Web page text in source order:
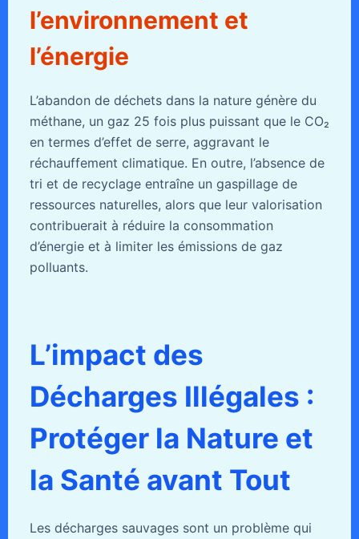
l’environnement et
l’énergie
L’abandon de déchets dans la nature génère du
méthane, un gaz 25 fois plus puissant que le CO₂
en termes d’effet de serre, aggravant le
réchauffement climatique. En outre, l’absence de
tri et de recyclage entraîne un gaspillage de
ressources naturelles, alors que leur valorisation
contribuerait à réduire la consommation
d’énergie et à limiter les émissions de gaz
polluants.
L’impact des
Décharges Illégales :
Protéger la Nature et
la Santé avant Tout
Les décharges sauvages sont un problème qui